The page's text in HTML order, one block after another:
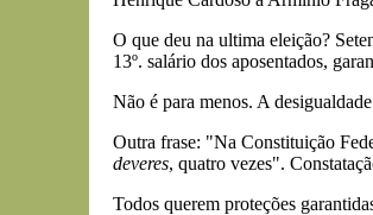
O que deu na ultima eleição?
13º. salário dos aposentados,
Não é para menos. A
Outra frase: "Na Constituição
deveres, quatro vezes".
Todos querem proteções